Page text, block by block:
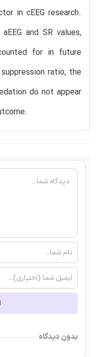
in cEEG research.
and SR values,
for in future
ratio, the
do not appear
بدون دیدگاه